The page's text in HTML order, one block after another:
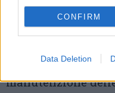
CONFIRM
Data Deletion
Chiudono il
servizio di
collaborazione
manutenzione